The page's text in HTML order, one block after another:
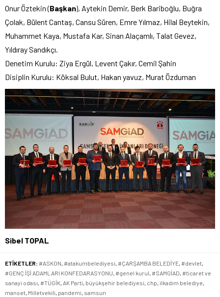
Onur Öztekin (Başkan), Aytekin Demir, Berk Bariboğlu, Buğra
Çolak, Bülent Cantaş, Cansu Süren, Emre Yılmaz, Hilal Beytekin,
Muhammet Kaya, Mustafa Kar, Sinan Alaçamlı, Talat Gevez,
Yıldıray Sandıkçı.
Denetim Kurulu: Ziya Ergül, Levent Çakır, Cemil Şahin
Disiplin Kurulu: Köksal Bulut, Hakan yavuz, Murat Özduman
Sibel TOPAL
ETİKETLER: #ASKON, #atakumbelediyesi, #ÇARŞAMBA BELEDİYE, #devlet,
#GENÇ İŞİ ADAMLARI KONFEDARASYONU, #genel kurul, #SAMGİAD, #ticaret ve
sanayi odası, #TÜGİK, AK Parti, büyükşehir belediyesi, chp, ilkadım belediye,
manset, Milletvekili, pandemi, samsun